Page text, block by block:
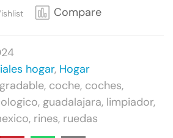
Compare
hogar, Hogar
, coche, coches,
, guadalajara, limpiador,
, rines, ruedas